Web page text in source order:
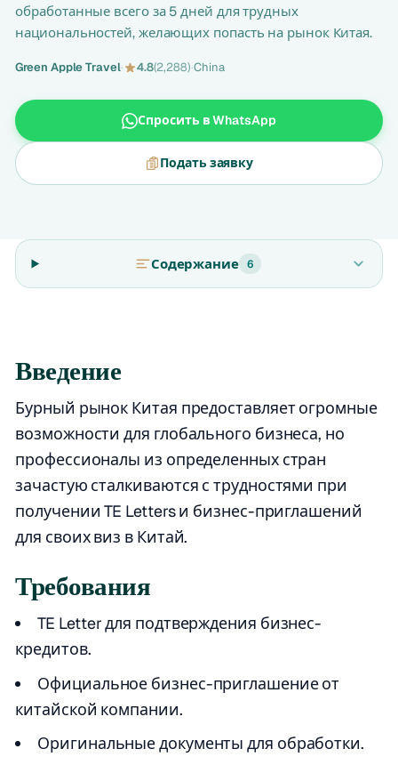
обработанные всего за 5 дней для трудных
национальностей, желающих попасть на рынок Китая.
Green Apple Travel· 4.8(2,288)·China
Спросить в WhatsApp
Подать заявку
Содержание 6
Введение
Бурный рынок Китая предоставляет огромные
возможности для глобального бизнеса, но
профессионалы из определенных стран
зачастую сталкиваются с трудностями при
получении TE Letters и бизнес-приглашений
для своих виз в Китай.
Требования
TE Letter для подтверждения бизнес-
кредитов.
Официальное бизнес-приглашение от
китайской компании.
Оригинальные документы для обработки.